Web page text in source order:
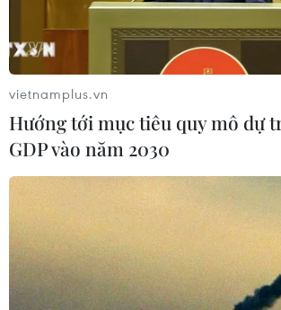
vietnamplus.vn
Hướng tới mục tiêu quy mô dự
GDP vào năm 2030